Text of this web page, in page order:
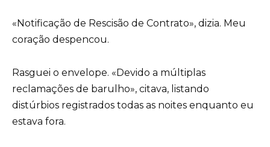
«Notificação de Rescisão de Contrato», dizia. Meu
coração despencou.
Rasguei o envelope. «Devido a múltiplas
reclamações de barulho», citava, listando
distúrbios registrados todas as noites enquanto eu
estava fora.